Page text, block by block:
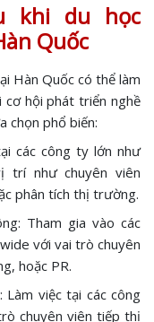
khi du học
Quốc
Hàn Quốc có thể làm
cơ hội phát triển nghề
chọn phổ biến:
các công ty lớn như
trí như chuyên viên
phân tích thị trường.
Tham gia vào các
với vai trò chuyên
hoặc PR.
việc tại các công
chuyên viên tiếp thị